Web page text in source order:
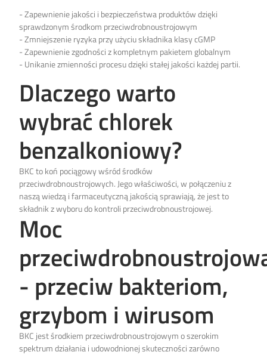
- Zapewnienie jakości i bezpieczeństwa produktów dzięki
sprawdzonym środkom przeciwdrobnoustrojowym
- Zmniejszenie ryzyka przy użyciu składnika klasy cGMP
- Zapewnienie zgodności z kompletnym pakietem globalnym
- Unikanie zmienności procesu dzięki stałej jakości każdej partii.
Dlaczego warto
wybrać chlorek
benzalkoniowy?
BKC to koń pociągowy wśród środków
przeciwdrobnoustrojowych. Jego właściwości, w połączeniu z
naszą wiedzą i farmaceutyczną jakością sprawiają, że jest to
składnik z wyboru do kontroli przeciwdrobnoustrojowej.
Moc
- przeciw bakteriom,
grzybom i wirusom
BKC jest środkiem przeciwdrobnoustrojowym o szerokim
spektrum działania i udowodnionej skuteczności zarówno